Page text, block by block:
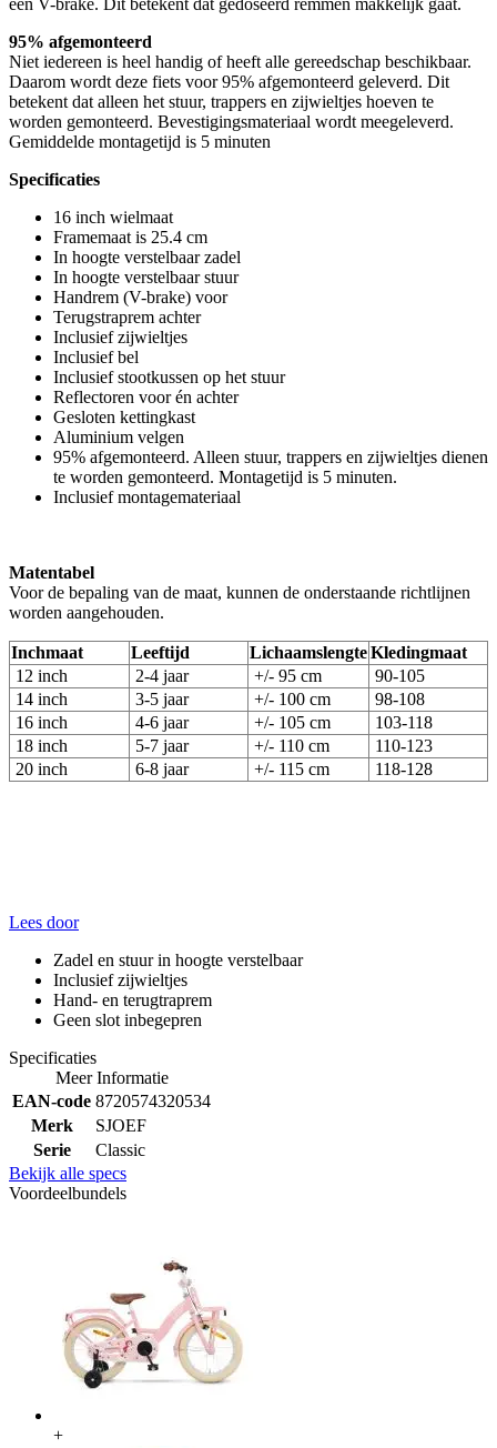
95% afgemonteerd
Niet iedereen is heel handig of heeft alle gereedschap beschikbaar.
Daarom wordt deze fiets voor 95% afgemonteerd geleverd. Dit
betekent dat alleen het stuur, trappers en zijwieltjes hoeven te
worden gemonteerd. Bevestigingsmateriaal wordt meegeleverd.
Gemiddelde montagetijd is 5 minuten
Specificaties
16 inch wielmaat
Framemaat is 25.4 cm
In hoogte verstelbaar zadel
In hoogte verstelbaar stuur
Handrem (V-brake) voor
Terugstraprem achter
Inclusief zijwieltjes
Inclusief bel
Inclusief stootkussen op het stuur
Reflectoren voor én achter
Gesloten kettingkast
Aluminium velgen
95% afgemonteerd. Alleen stuur, trappers en zijwieltjes dienen
te worden gemonteerd. Montagetijd is 5 minuten.
Inclusief montagemateriaal
Matentabel
Voor de bepaling van de maat, kunnen de onderstaande richtlijnen
worden aangehouden.
Inchmaat Leeftijd LichaamslengteKledingmaat
12 inch
2-4 jaar +/- 95 cm
90-105
14 inch
3-5 jaar +/- 100 cm
98-108
16 inch
4-6 jaar +/- 105 cm
103-118
18 inch
5-7 jaar +/- 110 cm
110-123
20 inch
6-8 jaar +/- 115 cm 118-128
Lees door
Zadel en stuur in hoogte verstelbaar
Inclusief zijwieltjes
Hand- en terugtraprem
Geen slot inbegepren
Specificaties
Meer Informatie
EAN-code 8720574320534
Merk
SJOEF
Serie
Classic
Bekijk alle specs
Voordeelbundels
+